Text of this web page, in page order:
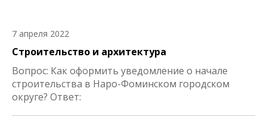
7 апреля 2022
Строительство и архитектура
Вопрос: Как оформить уведомление о начале
строительства в Наро-Фоминском городском
округе? Ответ: